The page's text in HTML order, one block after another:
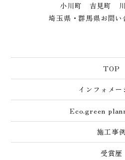
小川町 吉見町
埼玉県・群馬県お問い
TOP
インフォメー
Eco.green
施工事
受賞歴